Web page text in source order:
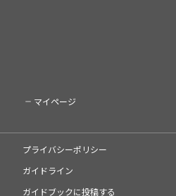
マイページ
プライバシーポリシー
ガイドライン
ガイドブックに投稿する